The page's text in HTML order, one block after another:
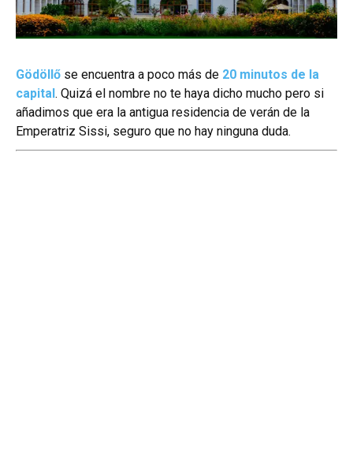
Gödöllő se encuentra a poco más de 20 minutos de la
capital. Quizá el nombre no te haya dicho mucho pero si
añadimos que era la antigua residencia de verán de la
Emperatriz Sissi, seguro que no hay ninguna duda.